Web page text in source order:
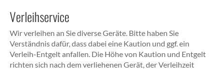
Verleihservice
Wir verleihen an Sie diverse Geräte. Bitte haben Sie
Verständnis dafür, dass dabei eine Kaution und ggf. ein
Verleih-Entgelt anfallen. Die Höhe von Kaution und Entgelt
richten sich nach dem verliehenen Gerät, der Verleihzeit